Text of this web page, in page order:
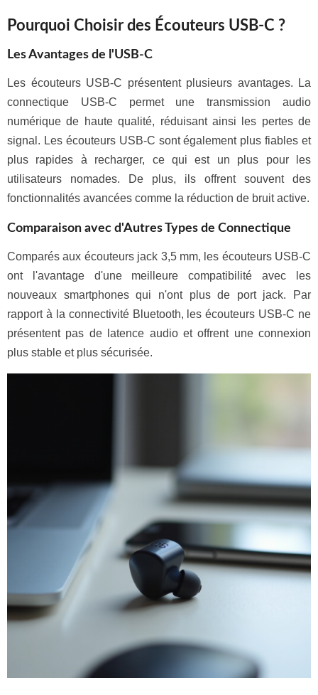
Pourquoi Choisir des Écouteurs USB-C ?
Les Avantages de l'USB-C
Les écouteurs USB-C présentent plusieurs avantages. La
connectique USB-C permet une transmission audio
numérique de haute qualité, réduisant ainsi les pertes de
signal. Les écouteurs USB-C sont également plus fiables et
plus rapides à recharger, ce qui est un plus pour les
utilisateurs nomades. De plus, ils offrent souvent des
fonctionnalités avancées comme la réduction de bruit active.
Comparaison avec d'Autres Types de Connectique
Comparés aux écouteurs jack 3,5 mm, les écouteurs USB-C
ont l'avantage d'une meilleure compatibilité avec les
nouveaux smartphones qui n'ont plus de port jack. Par
rapport à la connectivité Bluetooth, les écouteurs USB-C ne
présentent pas de latence audio et offrent une connexion
plus stable et plus sécurisée.